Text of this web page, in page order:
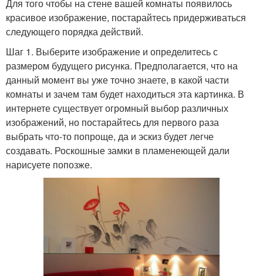
Для того чтобы на стене вашей комнаты появилось
красивое изображение, постарайтесь придерживаться
следующего порядка действий.
Шаг 1. Выберите изображение и определитесь с
размером будущего рисунка. Предполагается, что на
данный момент вы уже точно знаете, в какой части
комнаты и зачем там будет находиться эта картинка. В
интернете существует огромный выбор различных
изображений, но постарайтесь для первого раза
выбрать что-то попроще, да и эскиз будет легче
создавать. Роскошные замки в пламенеющей дали
нарисуете попозже.